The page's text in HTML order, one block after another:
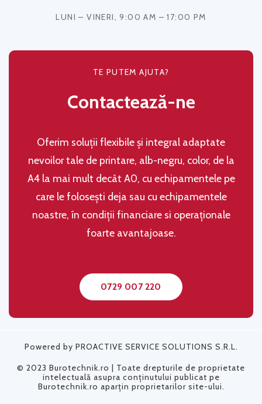
LUNI – VINERI, 9:00 AM – 17:00 PM
TE PUTEM AJUTA?
Contactează-ne
Oferim soluţii flexibile şi integral adaptate
nevoilor tale de printare, alb-negru, color, de la
A4 la mai mult decât A0, cu echipamentele pe
care le folosești deja sau cu echipamentele
noastre, în condiţii financiare si operaţionale
foarte avantajoase.
0729 007 220
Powered by PROACTIVE SERVICE SOLUTIONS S.R.L.
© 2023 Burotechnik.ro | Toate drepturile de proprietate
intelectuală asupra conținutului publicat pe
Burotechnik.ro aparțin proprietarilor site-ului.